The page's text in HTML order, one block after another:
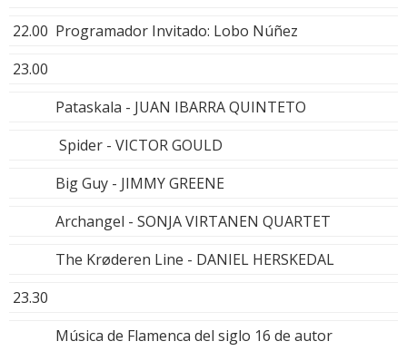
22.00 Programador Invitado: Lobo Núñez
23.00
Pataskala - JUAN IBARRA QUINTETO
Spider - VICTOR GOULD
Big Guy - JIMMY GREENE
Archangel - SONJA VIRTANEN QUARTET
The Krøderen Line - DANIEL HERSKEDAL
23.30
Música de Flamenca del siglo 16 de autor